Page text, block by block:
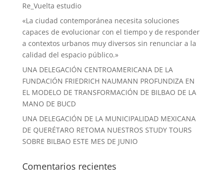
Re_Vuelta estudio
«La ciudad contemporánea necesita soluciones
capaces de evolucionar con el tiempo y de responder
a contextos urbanos muy diversos sin renunciar a la
calidad del espacio público.»
UNA DELEGACIÓN CENTROAMERICANA DE LA
FUNDACIÓN FRIEDRICH NAUMANN PROFUNDIZA EN
EL MODELO DE TRANSFORMACIÓN DE BILBAO DE LA
MANO DE BUCD
UNA DELEGACIÓN DE LA MUNICIPALIDAD MEXICANA
DE QUERÉTARO RETOMA NUESTROS STUDY TOURS
SOBRE BILBAO ESTE MES DE JUNIO
Comentarios recientes